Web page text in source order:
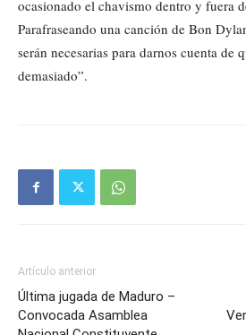
ocasionado el chavismo dentro y fuera
Parafraseando una canción de Bon
serán necesarias para darnos cuenta de
demasiado”.
Artículo anterior
Última jugada de Maduro –
Convocada Asamblea